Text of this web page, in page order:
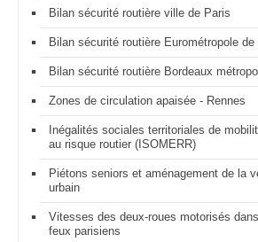
Bilan sécurité routière ville de Paris
Bilan sécurité routière Eurométropole
Bilan sécurité routière Bordeaux
Zones de circulation apaisée - Rennes
Inégalités sociales territoriales de
au risque routier (ISOMERR)
Piétons seniors et aménagement de la
urbain
Vitesses des deux-roues motorisés
feux parisiens